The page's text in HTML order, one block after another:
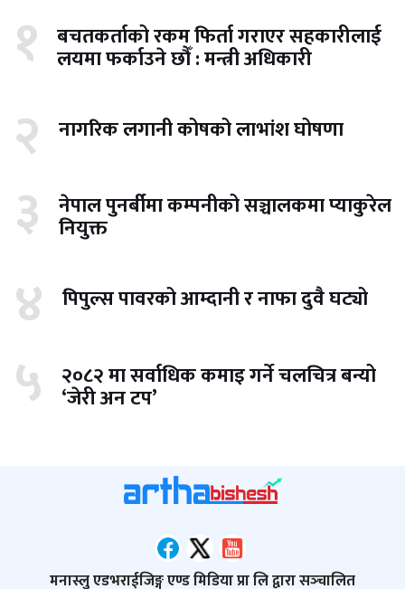
१ बचतकर्ताको रकम फिर्ता गराएर सहकारीलाई
लयमा फर्काउने छौँ : मन्त्री अधिकारी
२ नागरिक लगानी कोषको लाभांश घोषणा
३ नेपाल पुनर्बीमा कम्पनीको सञ्चालकमा प्याकुरेल
नियुक्त
४ पिपुल्स पावरको आम्दानी र नाफा दुवै घट्यो
५ २०८२ मा सर्वाधिक कमाइ गर्ने चलचित्र बन्यो
‘जेरी अन टप’
मनास्लु एडभराईजिङ्ग एण्ड मिडिया प्रा लि द्वारा सञ्‍चालित